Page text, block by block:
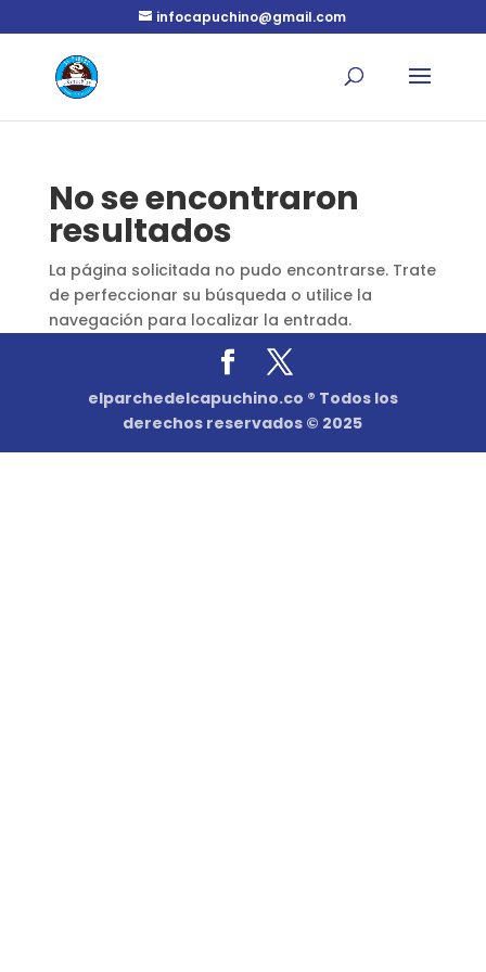
infocapuchino@gmail.com
No se encontraron
resultados
La página solicitada no pudo encontrarse. Trate
de perfeccionar su búsqueda o utilice la
navegación para localizar la entrada.
elparchedelcapuchino.co ® Todos los
derechos reservados © 2025